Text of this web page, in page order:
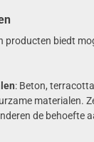
producten biedt
: Beton,
materialen.
de behoefte